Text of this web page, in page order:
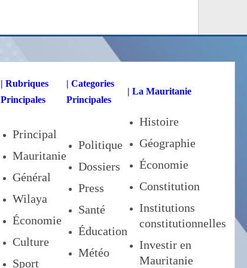
| Rubriques
Principales
| Categories
Principales
| La Mauritanie
Principal
Mauritanie
Général
Wilaya
Économie
Culture
Sport
Politique
Dossiers
Press
Santé
Éducation
Météo
Histoire
Géographie
Économie
Constitution
Institutions
constitutionnelles
Investir en
Mauritanie